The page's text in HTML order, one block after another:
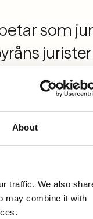
About
traffic. We also
may combine it with
som
stöd